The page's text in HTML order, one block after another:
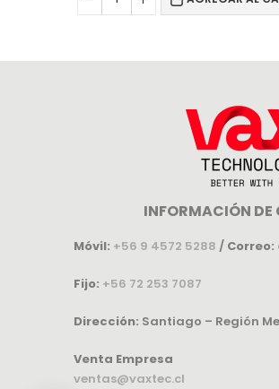
INFORMACIÓN
Móvil: +56 9 4572 5288 / Correo:
Fijo: +56 72 253 7087
Dirección: Santiago – Región
Venta Empresa
ventas@vaxtec.cl